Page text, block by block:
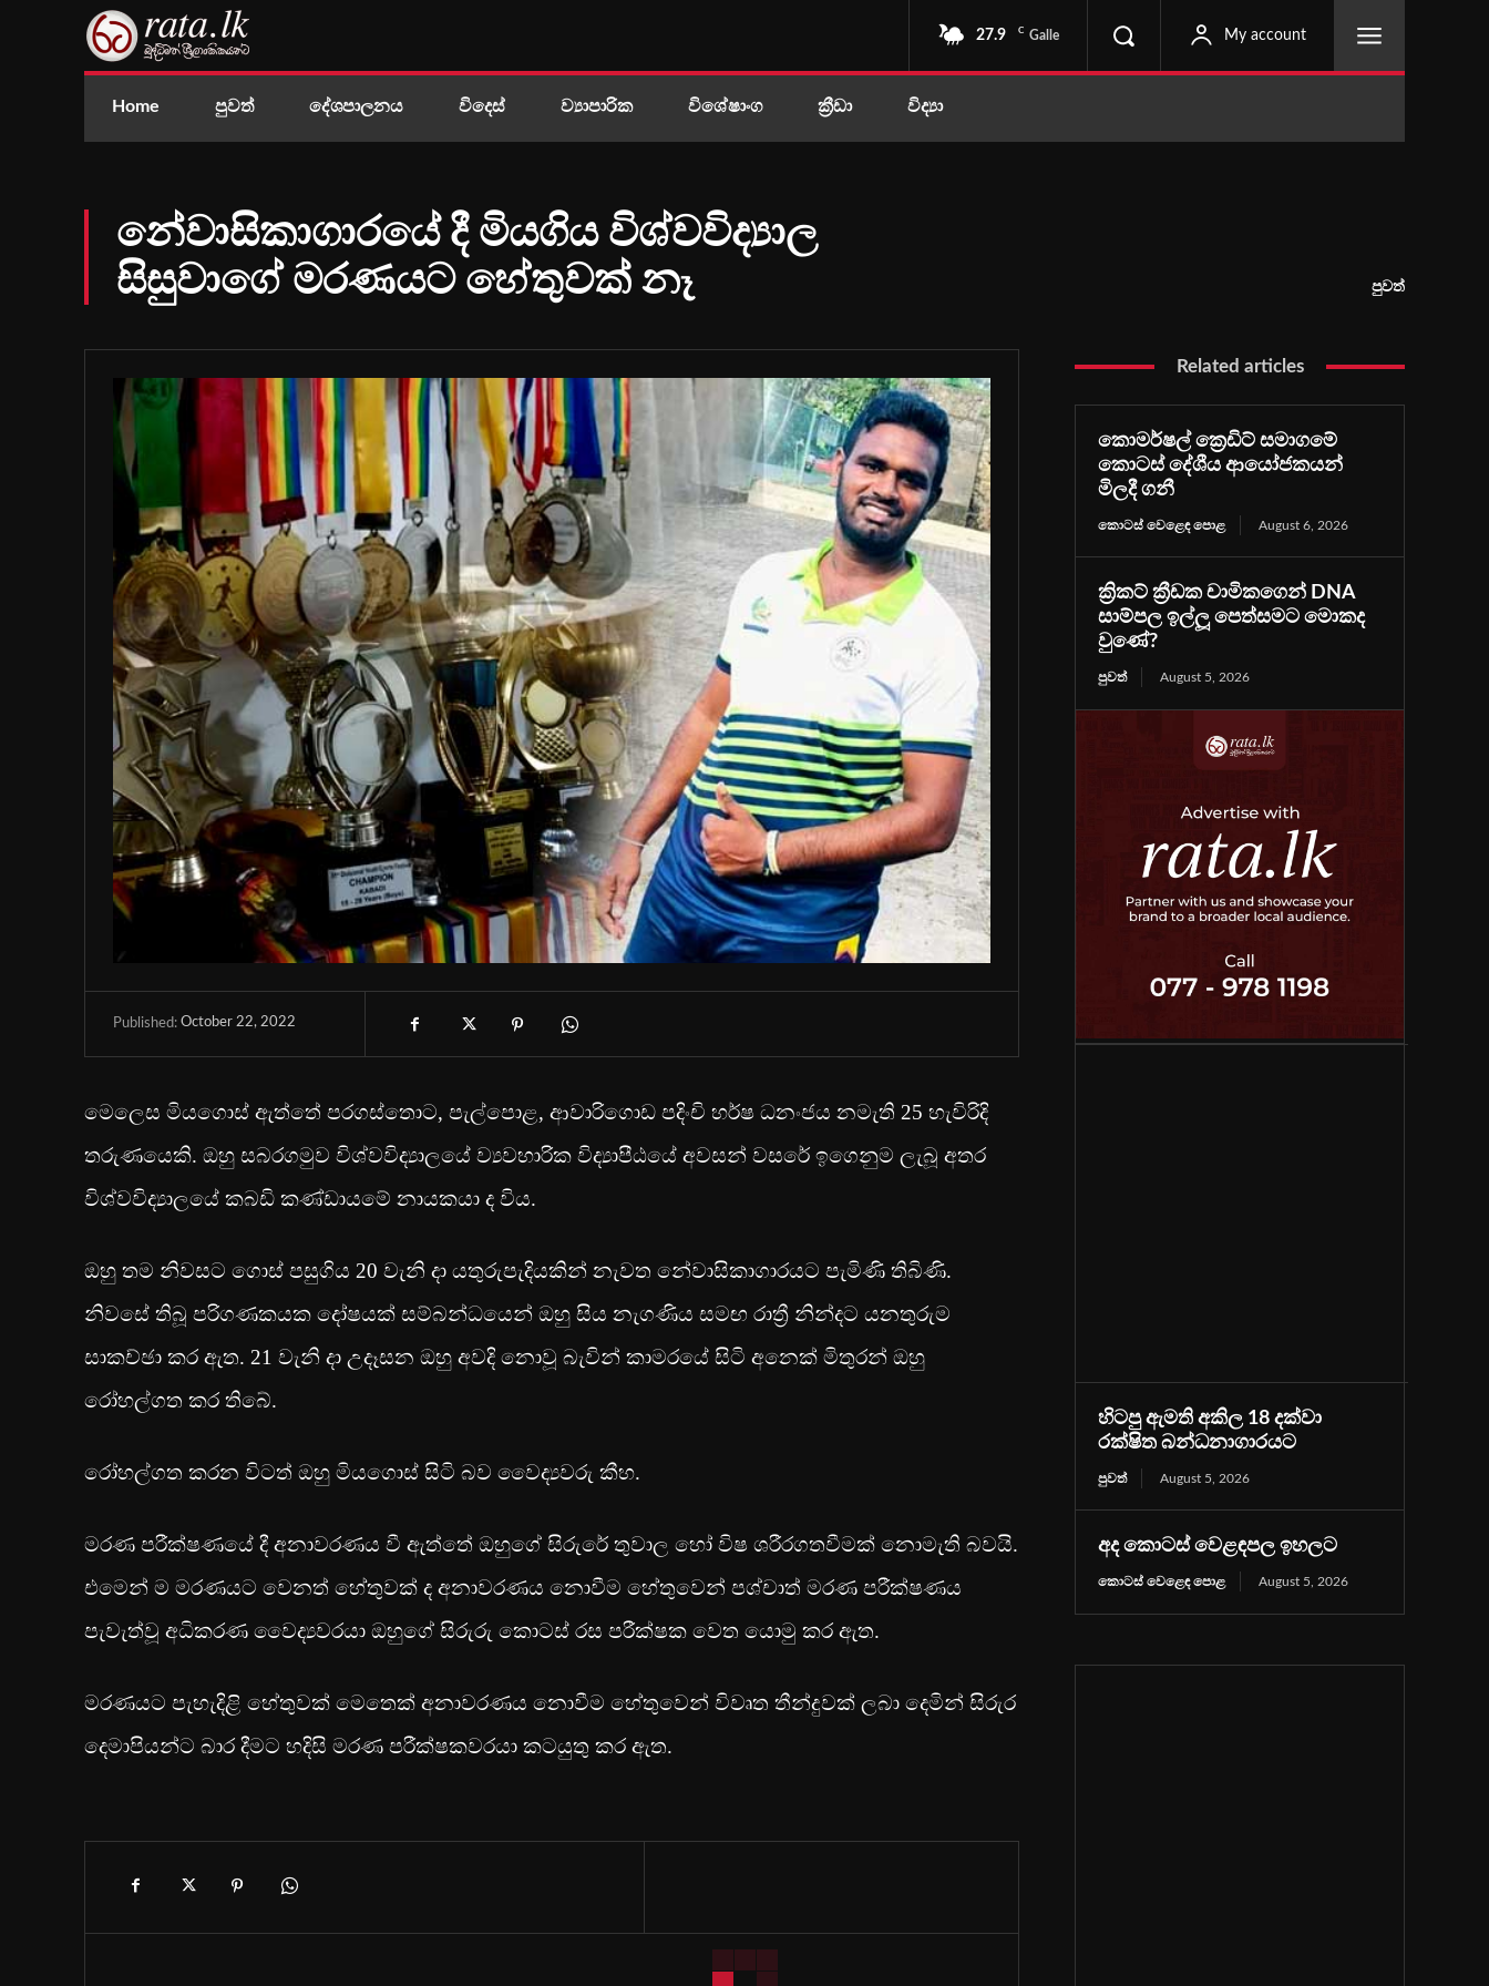
27.9 C Galle My account
Home පුවත් දේශපාලනය විදෙස් ව්‍යාපාරික විශේෂාංග ක්‍රීඩා විද්‍යා
නේවාසිකාගාරයේ දී මියගිය විශ්වවිද්‍යාල
සිසුවාගේ මරණයට හේතුවක් නෑ
පුවත්
Published: October 22, 2022
මෙලෙස මියගොස් ඇත්තේ පරගස්තොට, පැල්පොළ, ආවාරිගොඩ පදිංචි හර්ෂ ධනංජය නමැති 25 හැවිරිදි
තරුණයෙකි. ඔහු සබරගමුව විශ්වවිද්‍යාලයේ ව්‍යවහාරික විද්‍යාපීඨයේ අවසන් වසරේ ඉගෙනුම ලැබූ අතර
විශ්වවිද්‍යාලයේ කබඩි කණ්ඩායමේ නායකයා ද විය.
ඔහු තම නිවසට ගොස් පසුගිය 20 වැනි දා යතුරුපැදියකින් නැවත නේවාසිකාගාරයට පැමිණි තිබිණි.
නිවසේ තිබූ පරිගණකයක දෝෂයක් සම්බන්ධයෙන් ඔහු සිය නැගණිය සමඟ රාත්‍රී නින්දට යනතුරුම
සාකච්ඡා කර ඇත. 21 වැනි දා උදෑසන ඔහු අවදි නොවූ බැවින් කාමරයේ සිටි අනෙක් මිතුරන් ඔහු
රෝහල්ගත කර තිබේ.
රෝහල්ගත කරන විටත් ඔහු මිය‍ගොස් සිටි බව වෛද්‍යවරු කීහ.
මරණ පරීක්ෂණයේ දී අනාවරණය වී ඇත්තේ ඔහුගේ සිරුරේ තුවාල හෝ විෂ ශරීරගතවීමක් නොමැති බවයි.
එමෙන් ම මරණයට වෙනත් හේතුවක් ද අනාවරණය නොවීම ‍හේතුවෙන් පශ්චාත් මරණ පරීක්ෂණය
පැවැත්වූ අධිකරණ වෛද්‍යවරයා ඔහුගේ සිරුරු කොටස් රස පරීක්ෂක වෙත යොමු කර ඇත.
මරණයට පැහැදිළි හේතුවක් මෙතෙක් අනාවරණය නොවීම හේතුවෙන් විවෘත තීන්දුවක් ලබා දෙමින් සිරුර
දෙමාපියන්ට බාර දීමට හදිසි මරණ පරීක්ෂකවරයා කටයුතු කර ඇත.
Related articles
කොමර්ෂල් ක්‍රෙඩිට් සමාගමේ
කොටස් දේශීය ආයෝජකයන්
මිලදී ගනී
කොටස් වෙළෙඳ පොළ August 6, 2026
ක්‍රිකට් ක්‍රීඩක චාමිකගෙන් DNA
සාම්පල ඉල්ලූ පෙත්සමට මොකද
වුණේ?
පුවත් August 5, 2026
හිටපු ඇමති අකිල 18 දක්වා
රක්ෂිත බන්ධනාගාරයට
පුවත් August 5, 2026
අද කොටස් වෙළඳපල ඉහලට
කොටස් වෙළෙඳ පොළ August 5, 2026